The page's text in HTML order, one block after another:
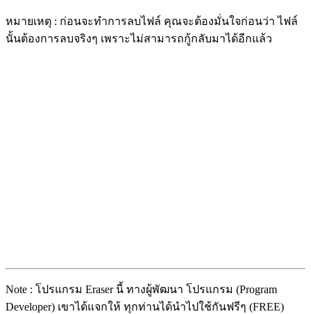
หมายเหตุ : ก่อนจะทำการลบไฟล์ คุณจะต้องมั่นใจก่อนว่า ไฟล์
นั้นต้องการลบจริงๆ เพราะไม่สามารถกู้กลับมาได้อีกแล้ว
Note : โปรแกรม Eraser นี้ ทางผู้พัฒนา โปรแกรม (Program
Developer) เขาได้แจกให้ ทุกท่านได้นำไปใช้กันฟรีๆ (FREE)